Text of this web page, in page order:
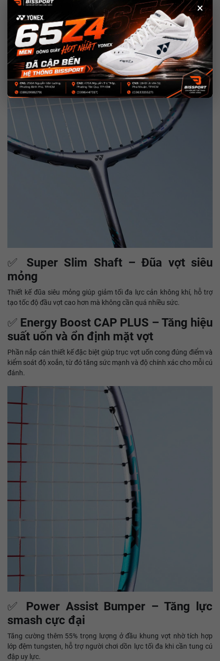
×
Vật liệu sợi siêu nhẹ nhưng chịu lực cao này giúp thân vợt ổn định
hơn khi liên tục chịu lực đánh mạnh, đặc biệt là trong các pha cầu
đôi nhanh liên tục.
✅ Super Slim Shaft – Đũa vợt siêu
mỏng
Thiết kế đũa siêu mỏng giúp giảm tối đa lực cản không khí, hỗ trợ
tạo tốc độ đầu vợt cao hơn mà không cần quá nhiều sức.
✅ Energy Boost CAP PLUS – Tăng hiệu
suất uốn và ổn định mặt vợt
Phần nắp cán thiết kế đặc biệt giúp trục vợt uốn cong đúng điểm và
kiểm soát độ xoắn, từ đó tăng sức mạnh và độ chính xác cho mỗi cú
đánh.
✅ Power Assist Bumper – Tăng lực
smash cực đại
Tăng cường thêm 55% trọng lượng ở đầu khung vợt nhờ tích hợp
lớp đệm tungsten, hỗ trợ người chơi dồn lực tối đa khi cần tung cú
đập uy lực.